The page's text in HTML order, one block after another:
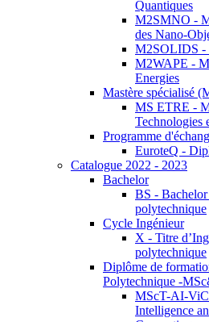
Quantiques
M2SMNO -
des Nano-
M2SOLIDS -
M2WAPE -
Energies
Mastère spécialisé
MS ETRE -
Technologies
Programme
EuroteQ -
Catalogue 2022 - 2023
Bachelor
BS -
polytechnique
Cycle Ingénieur
X - Titre
polytechnique
Diplôme de
Polytechnique -
MScT-AI-
Intelligence